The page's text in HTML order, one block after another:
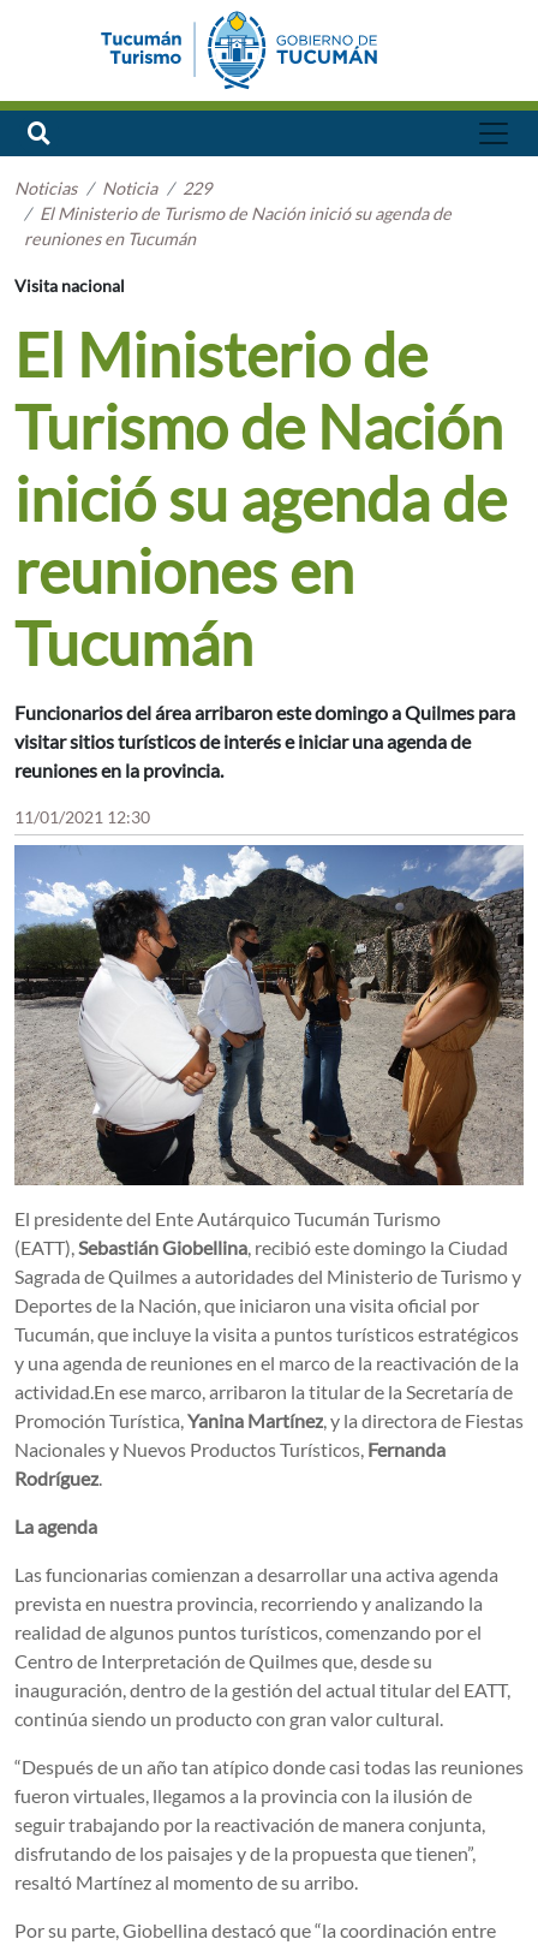
Noticias Noticia
229
El Ministerio de Turismo de Nación inició su agenda de
reuniones en Tucumán
Visita nacional
El Ministerio de
Turismo de Nación
inició su agenda de
reuniones en
Tucumán
Funcionarios del área arribaron este domingo a Quilmes para
visitar sitios turísticos de interés e iniciar una agenda de
reuniones en la provincia.
11/01/2021 12:30
El presidente del Ente Autárquico Tucumán Turismo
(EATT),Sebastián Giobellina, recibió este domingo la Ciudad
Sagrada de Quilmes a autoridades del Ministerio de Turismo y
Deportes de la Nación, que iniciaron una visita oficial por
Tucumán, que incluye la visita a puntos turísticos estratégicos
y una agenda de reuniones en el marco de la reactivación de la
actividad.En ese marco, arribaron la titular de la Secretaría de
Promoción Turística,Yanina Martínez, y la directora de Fiestas
Nacionales y Nuevos Productos Turísticos, Fernanda
Rodríguez.
La agenda
Las funcionarias comienzan a desarrollar una activa agenda
prevista en nuestra provincia, recorriendo y analizando la
realidad de algunos puntos turísticos, comenzando por el
Centro de Interpretación de Quilmes que, desde su
inauguración, dentro de la gestión del actual titular del EATT,
continúa siendo un producto con gran valor cultural.
“Después de un año tan atípico donde casi todas las reuniones
fueron virtuales, llegamos a la provincia con la ilusión de
seguir trabajando por la reactivación de manera conjunta,
disfrutando de los paisajes y de la propuesta que tienen”,
resaltó Martínez al momento de su arribo.
Por su parte, Giobellina destacó que “la coordinación entre